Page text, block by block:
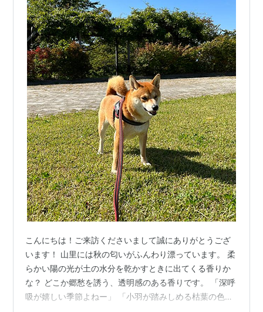
こんにちは！ご来訪くださいまして誠にありがとうござ
います！ 山里には秋の匂いがふんわり漂っています。 柔
らかい陽の光が土の水分を乾かすときに出てくる香りか
な？ どこか郷愁を誘う、透明感のある香りです。 「深呼
吸が嬉しい季節よねー」 「小羽が踏みしめる枯葉の色も